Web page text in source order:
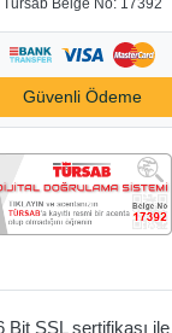
Güvenli Ödeme
Bit SSL sertifikası